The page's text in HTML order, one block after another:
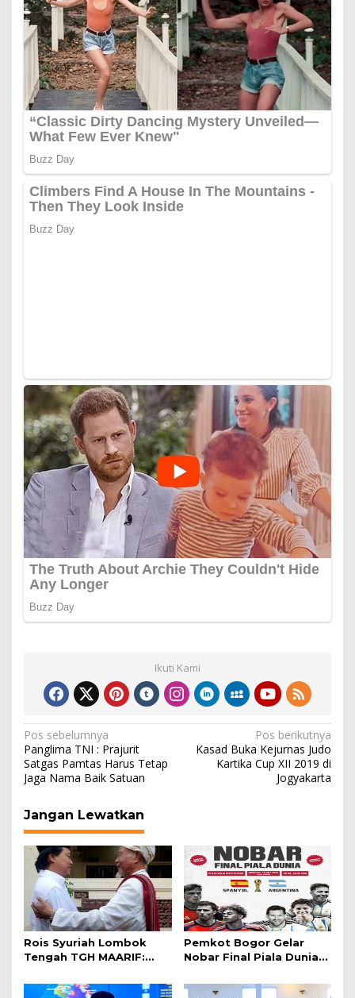
Ikuti Kami
Navigasi
pos
Pos sebelumnya
Panglima TNI : Prajurit
Satgas Pamtas Harus Tetap
Jaga Nama Baik Satuan
Pos berikutnya
Kasad Buka Kejurnas Judo
Kartika Cup XII 2019 di
Jogyakarta
Jangan Lewatkan
Rois Syuriah Lombok
Tengah TGH MAARIF:
Abad Kedua NU”
Pemkot Bogor Gelar
Nobar Final Piala Dunia